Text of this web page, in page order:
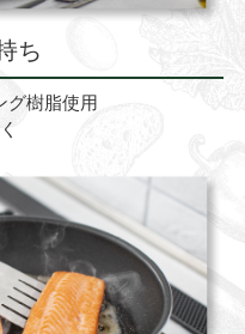
ち
グ樹脂使用